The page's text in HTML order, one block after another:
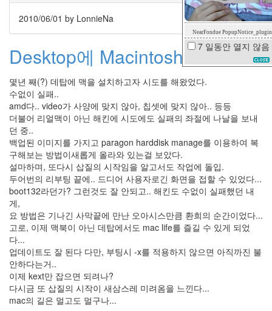
NearFondue PopupNotice_plugin
7 일동안 열지 않음
2010/06/01 by LonnieNa
Desktop에 Macintosh 설치
몇년 째(?) 데탑에 맥을 설치하고자 시도를 해왔었다.
수없이 실패..
amd다.. video가 사양에 맞지 않아, 칩셋에 맞지 않아.. 등등
더불어 리얼맥이 아닌 해킨에 시도에도 실패의 좌절에 나날을 보내
던 중..
백업된 이미지를 가지고 paragon harddisk manage를 이용하여 복
구해보는 방법이새롭게 올라와 있는걸 보았다.
설마하며, 또다시 삽질의 시작임을 알고서도 작업에 돌입.
두어번의 리부팅 끝에.. 드디어 사용자로긴 화면을 접할 수 있었다...
boot132라던가? 그런것도 잘 안되고.. 해킨도 수없이 실패했던 내
게,
요 방법은 기나긴 사막끝에 만난 오아시스만큼 환희의 순간이었다...
고로, 이제 맥북이 아닌 데탑에서도 mac life를 즐길 수 있게 되었
다...
업데이트도 잘 된다 다만, 부팅시 -x를 적용하지 않으면 아직까진 불
안하다는거..
이제 kext만 잡으면 되려나?
다시금 또 삽질의 시작이 새삼스레 미려옴을 느낀다...
mac의 길은 멀고도 멀구나...
Cloud
날
셀
룰
러
폰
본
음
악
mac
life
강
랑
규
미
Javascript